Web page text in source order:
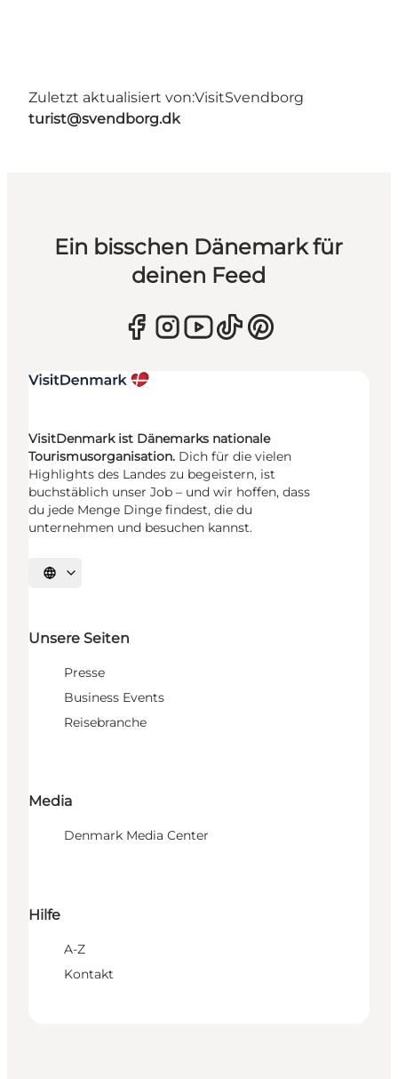
Zuletzt aktualisiert von:VisitSvendborg
turist@svendborg.dk
Ein bisschen Dänemark für
deinen Feed
VisitDenmark ist Dänemarks nationale
Tourismusorganisation. Dich für die vielen
Highlights des Landes zu begeistern, ist
buchstäblich unser Job – und wir hoffen, dass
du jede Menge Dinge findest, die du
unternehmen und besuchen kannst.
Sprache auswählen
Unsere Seiten
Presse
Business Events
Reisebranche
Media
Denmark Media Center
Hilfe
A-Z
Kontakt